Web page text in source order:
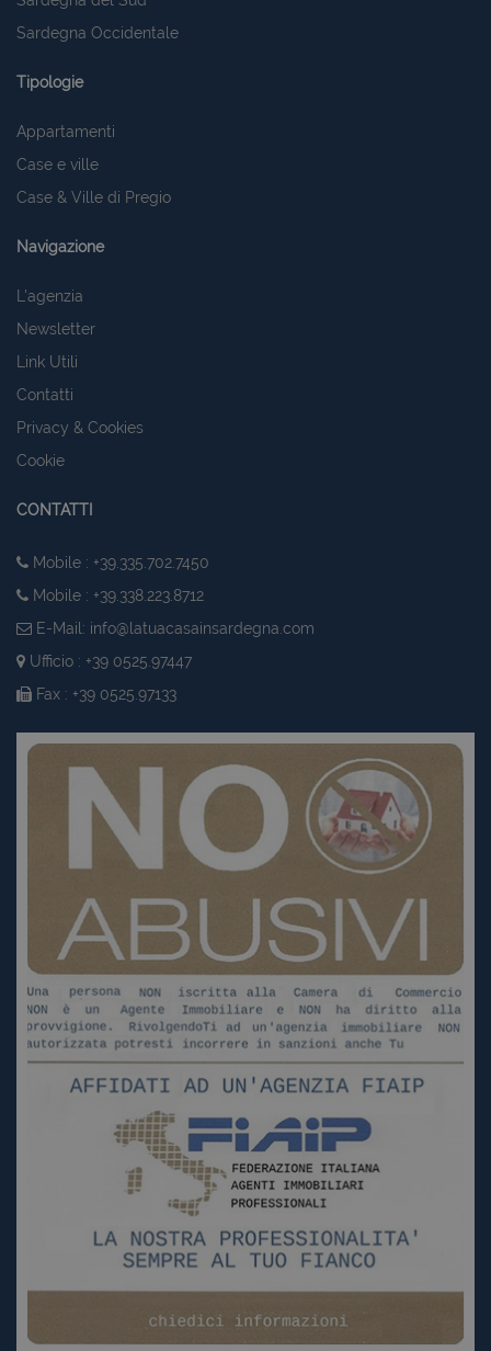
Sardegna Occidentale
Tipologie
Appartamenti
Case e ville
Case & Ville di Pregio
Navigazione
L'agenzia
Newsletter
Link Utili
Contatti
Privacy & Cookies
Cookie
CONTATTI
Mobile : +39.335.702.7450
Mobile : +39.338.223.8712
E-Mail: info@latuacasainsardegna.com
Ufficio : +39 0525.97447
Fax : +39 0525.97133